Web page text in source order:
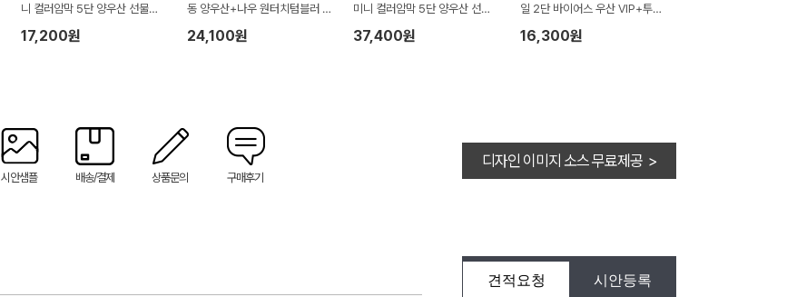
니 컬러암막 5단 양우산 선물세
트+무한타올세트 푸들이 40수 1
50g 수건세트
17,200원
동 양우산+나우 원터치텀블러 5
00ml 세트
24,100원
미니 컬러암막 5단 양우산 선물
세트 답례품+락앤락 텀블러세트
메트로 머그 텀블러 600ml+송
37,400원
일 2단 바이어스 우산 VIP+투톤
보다 호텔타올 200g)
16,300원
시안샘플 배송/결제 상품문의 구매후기
디자인 이미지 소스 무료제공 >
견적요청 시안등록